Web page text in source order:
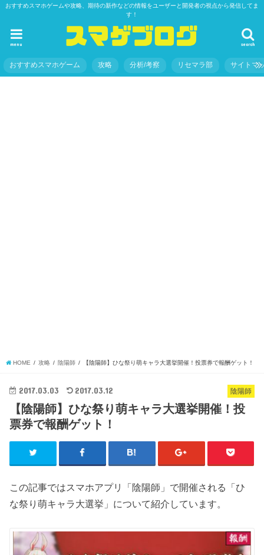
おすすめスマホゲームや攻略、期待の新作などの情報をユーザーと開発者の視点から発信してま
す！
search
menu
おすすめスマホゲーム 攻略 分析/考察 リセマラ部 サイトマ
HOME 攻略 陰陽師 【陰陽師】ひな祭り萌キャラ大選挙開催！投票券で報酬ゲット！
陰陽師
2017.03.03 2017.03.12
【陰陽師】ひな祭り萌キャラ大選挙開催！投
票券で報酬ゲット！
この記事ではスマホアプリ「陰陽師」で開催される「ひ
な祭り萌キャラ大選挙」について紹介しています。